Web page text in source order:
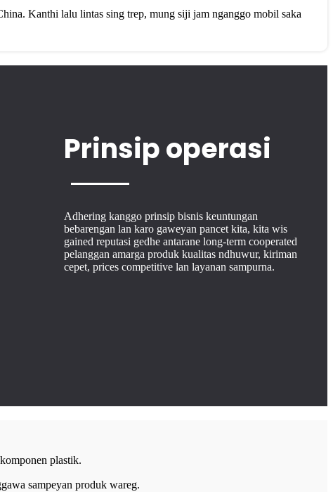
Kanthi lalu lintas sing trep, mung siji jam nganggo mobil saka
Prinsip operasi
Adhering kanggo prinsip bisnis keuntungan
bebarengan lan karo gaweyan pancet kita, kita wis
gained reputasi gedhe antarane long-term cooperated
pelanggan amarga produk kualitas ndhuwur, kiriman
cepet, prices competitive lan layanan sampurna.
plastik.
sampeyan produk wareg.